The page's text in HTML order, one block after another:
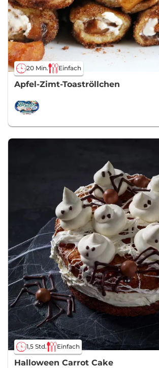
20 Min. Einfach
Apfel-Zimt-Toaströllchen
1,5 Std. Einfach
Halloween Carrot Cake